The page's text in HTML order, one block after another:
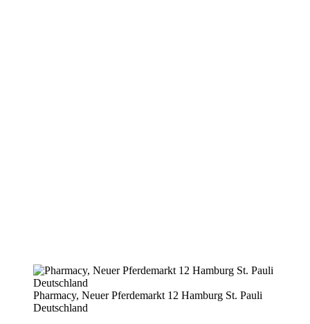
Pharmacy, Neuer Pferdemarkt 12 Hamburg St. Pauli
Deutschland